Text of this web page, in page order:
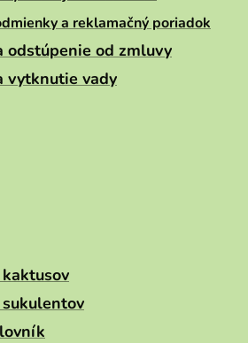
a reklamačný poriadok
odstúpenie od zmluvy
vytknutie vady